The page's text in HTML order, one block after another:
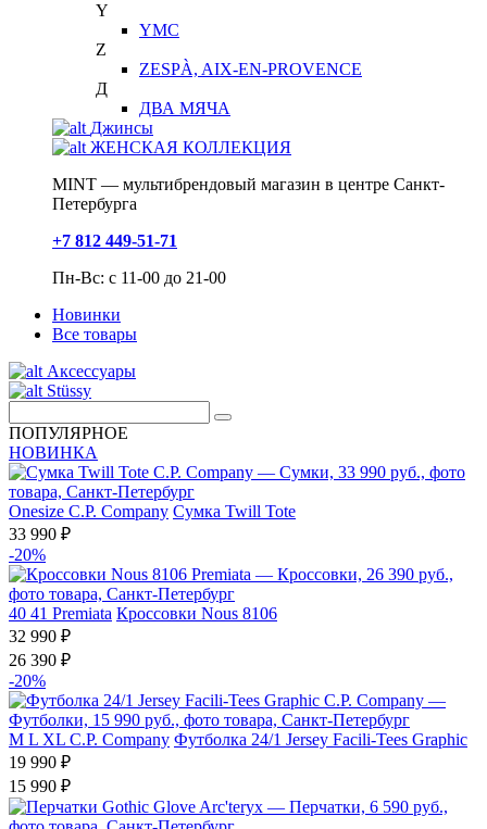
Y
YMC
Z
ZESPÀ, AIX-EN-PROVENCE
Д
ДВА МЯЧА
Джинсы
ЖЕНСКАЯ КОЛЛЕКЦИЯ
MINT — мультибрендовый магазин в центре Санкт-
Петербурга
+7 812 449-51-71
Пн-Вс: с 11-00 до 21-00
Новинки
Все товары
Аксессуары
Stüssy
ПОПУЛЯРНОЕ
НОВИНКА
Onesize C.P. Company Сумка Twill Tote
33 990 ₽
-20%
40 41 Premiata Кроссовки Nous 8106
32 990 ₽
26 390 ₽
-20%
M L XL C.P. Company Футболка 24/1 Jersey Facili-Tees Graphic
19 990 ₽
15 990 ₽